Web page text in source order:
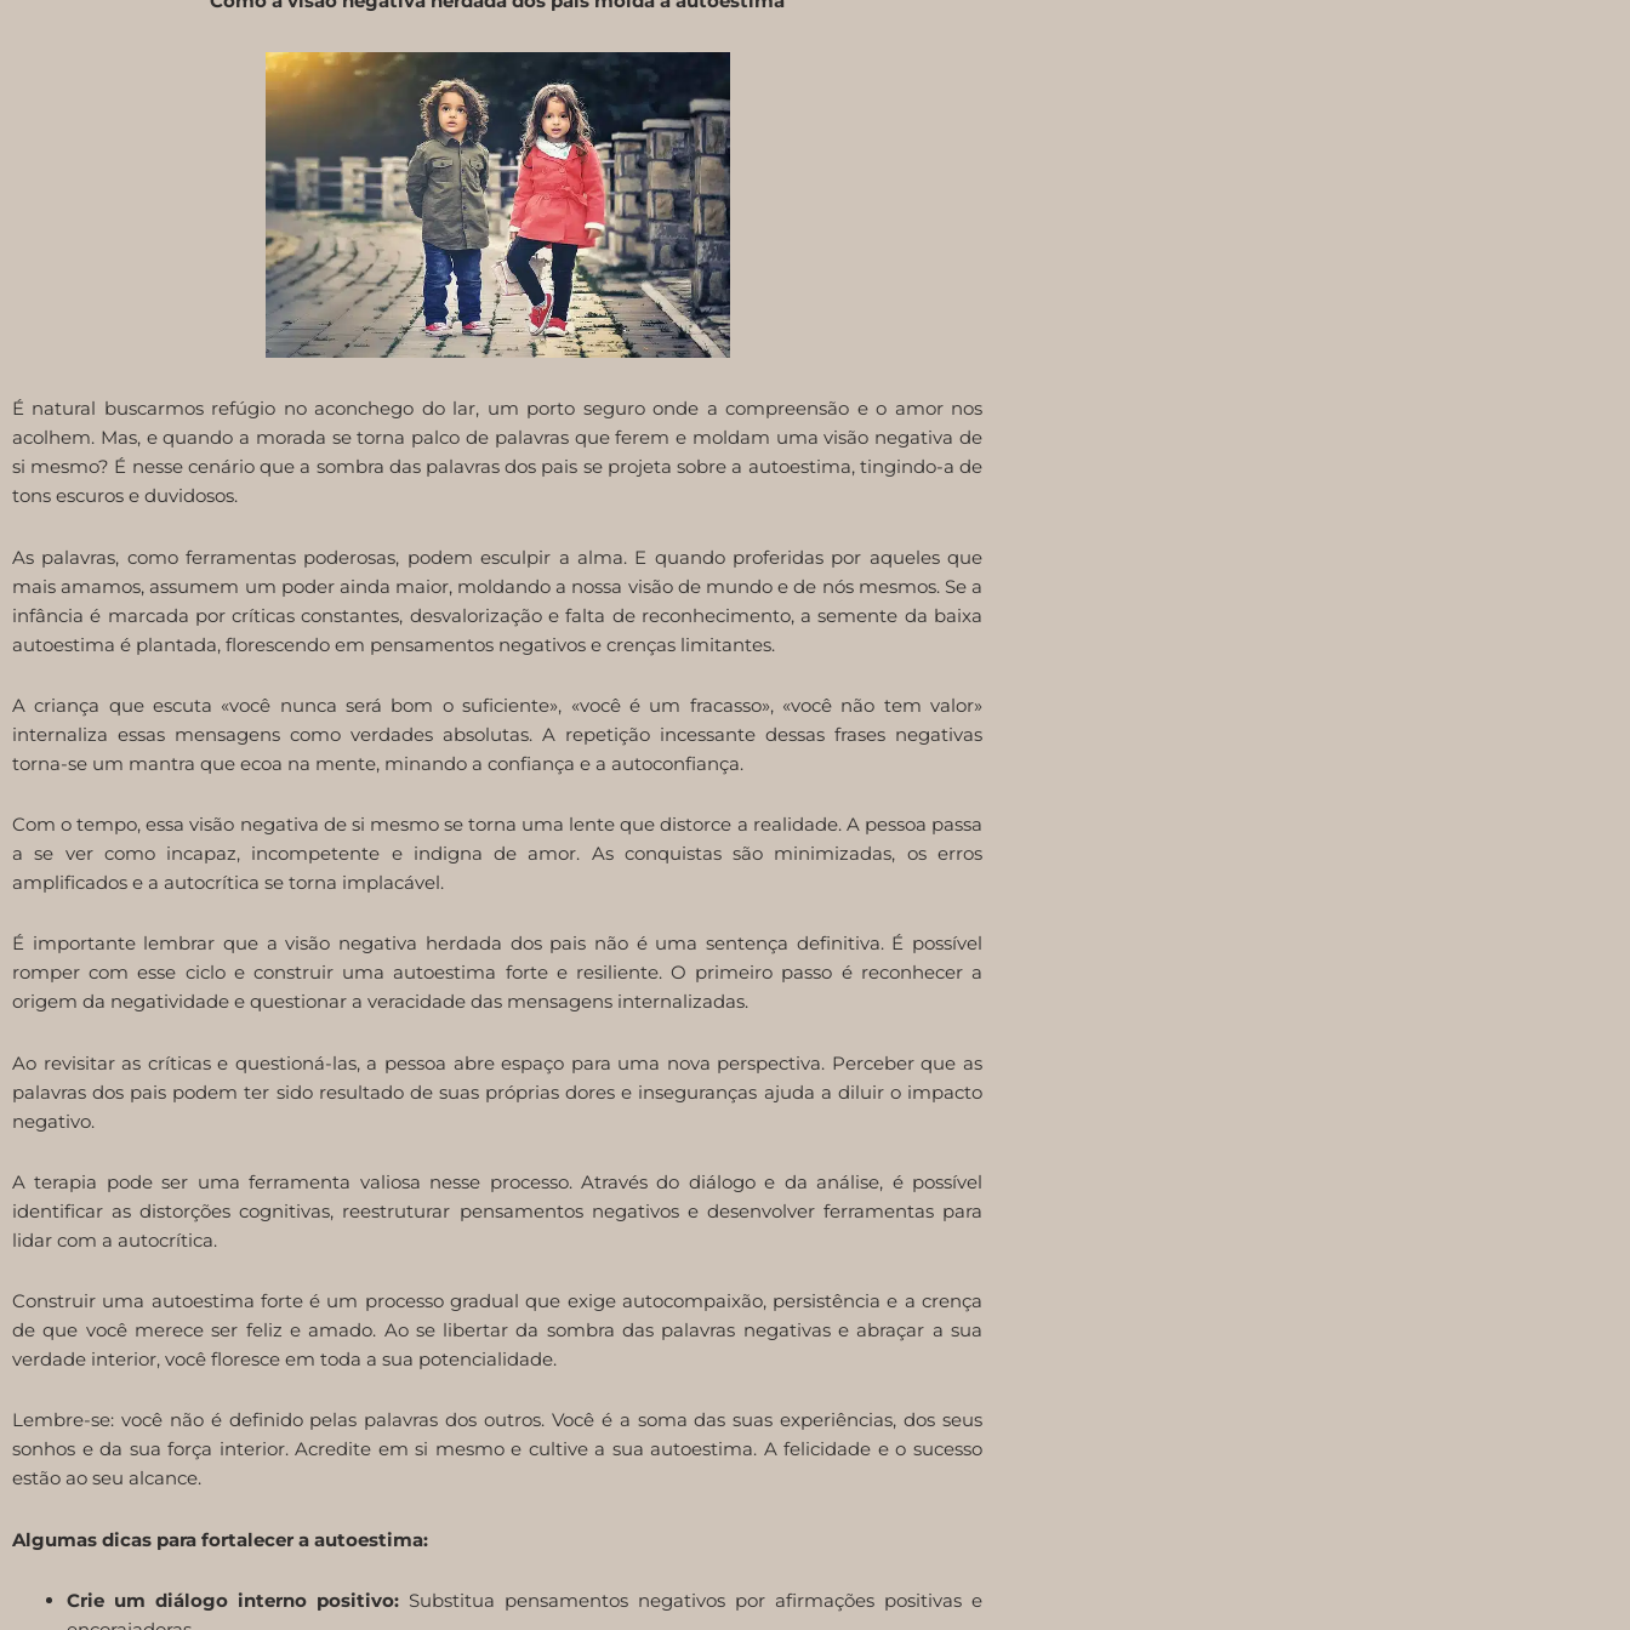
É natural buscarmos refúgio no aconchego do lar, um porto seguro onde a compreensão e o amor nos
acolhem. Mas, e quando a morada se torna palco de palavras que ferem e moldam uma visão negativa de
si mesmo? É nesse cenário que a sombra das palavras dos pais se projeta sobre a autoestima, tingindo-a de
tons escuros e duvidosos.
As palavras, como ferramentas poderosas, podem esculpir a alma. E quando proferidas por aqueles que
mais amamos, assumem um poder ainda maior, moldando a nossa visão de mundo e de nós mesmos. Se a
infância é marcada por críticas constantes, desvalorização e falta de reconhecimento, a semente da baixa
autoestima é plantada, florescendo em pensamentos negativos e crenças limitantes.
A criança que escuta «você nunca será bom o suficiente», «você é um fracasso», «você não tem valor»
internaliza essas mensagens como verdades absolutas. A repetição incessante dessas frases negativas
torna-se um mantra que ecoa na mente, minando a confiança e a autoconfiança.
Com o tempo, essa visão negativa de si mesmo se torna uma lente que distorce a realidade. A pessoa passa
a se ver como incapaz, incompetente e indigna de amor. As conquistas são minimizadas, os erros
amplificados e a autocrítica se torna implacável.
É importante lembrar que a visão negativa herdada dos pais não é uma sentença definitiva. É possível
romper com esse ciclo e construir uma autoestima forte e resiliente. O primeiro passo é reconhecer a
origem da negatividade e questionar a veracidade das mensagens internalizadas.
Ao revisitar as críticas e questioná-las, a pessoa abre espaço para uma nova perspectiva. Perceber que as
palavras dos pais podem ter sido resultado de suas próprias dores e inseguranças ajuda a diluir o impacto
negativo.
A terapia pode ser uma ferramenta valiosa nesse processo. Através do diálogo e da análise, é possível
identificar as distorções cognitivas, reestruturar pensamentos negativos e desenvolver ferramentas para
lidar com a autocrítica.
Construir uma autoestima forte é um processo gradual que exige autocompaixão, persistência e a crença
de que você merece ser feliz e amado. Ao se libertar da sombra das palavras negativas e abraçar a sua
verdade interior, você floresce em toda a sua potencialidade.
Lembre-se: você não é definido pelas palavras dos outros. Você é a soma das suas experiências, dos seus
sonhos e da sua força interior. Acredite em si mesmo e cultive a sua autoestima. A felicidade e o sucesso
estão ao seu alcance.
Algumas dicas para fortalecer a autoestima:
Crie um diálogo interno positivo: Substitua pensamentos negativos por afirmações positivas e